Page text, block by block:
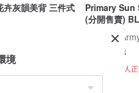
卉灰韻美背 三件式
Primary Sun
(分開售賣)
Bullet by
US$ 28.48
6 人
境